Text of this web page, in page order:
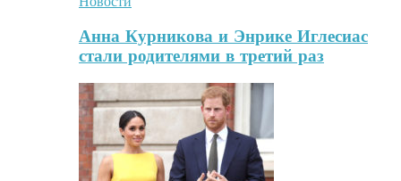
Анна Курникова и Энрике Иглесиас
стали родителями в третий раз